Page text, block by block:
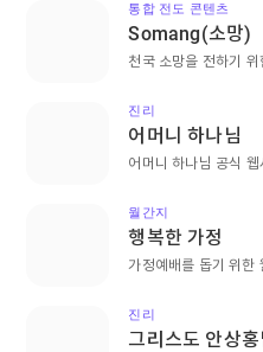
통합 전도 콘텐츠
Somang(소망)
천국 소망을 전하기
진리
어머니 하나님
어머니 하나님 공식 웹
월간지
행복한 가정
가정예배를 돕기 위한
진리
그리스도 안상홍